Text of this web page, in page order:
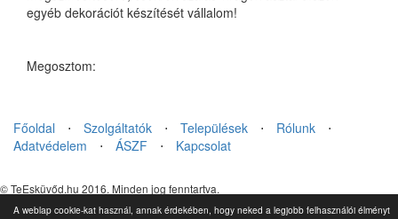
A weblap cookie-kat használ, annak érdekében, hogy neked a legjobb felhasználói élményt
egyéb dekorációt készítését vállalom!
Megosztom:
Főoldal ⋅ Szolgáltatók ⋅ Települések ⋅ Rólunk
⋅
Adatvédelem
⋅ ÁSZF ⋅ Kapcsolat
© TeEsküvőd.hu 2016. Minden jog fenntartva.